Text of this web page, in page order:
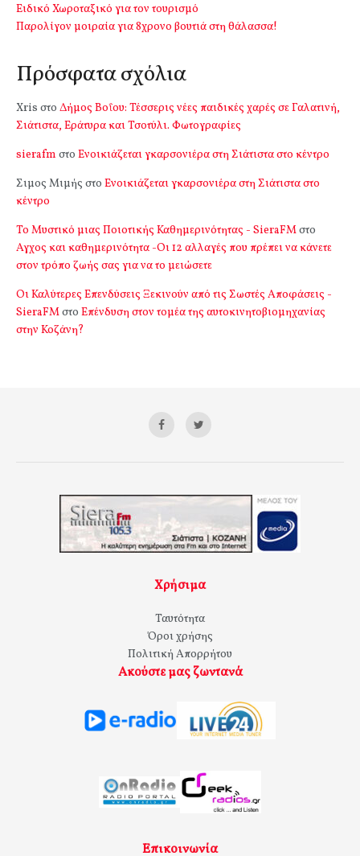
Ειδικό Χωροταξικό για τον τουρισμό
Παρολίγον μοιραία για 8χρονο βουτιά στη θάλασσα!
Πρόσφατα σχόλια
Xris στο Δήμος Βοΐου: Τέσσερις νέες παιδικές χαρές σε Γαλατινή,
Σιάτιστα, Εράτυρα και Τσοτύλι. Φωτογραφίες
sierafm στο Ενοικιάζεται γκαρσονιέρα στη Σιάτιστα στο κέντρο
Σιμος Μιμής στο Ενοικιάζεται γκαρσονιέρα στη Σιάτιστα στο
κέντρο
Το Μυστικό μιας Ποιοτικής Καθημερινότητας - SieraFMστο
Αγχος και καθημερινότητα -Οι 12 αλλαγές που πρέπει να κάνετε
στον τρόπο ζωής σας για να το μειώσετε
Οι Καλύτερες Επενδύσεις Ξεκινούν από τις Σωστές Αποφάσεις -
SieraFMστο Επένδυση στον τομέα της αυτοκινητοβιομηχανίας
στην Κοζάνη?
Χρήσιμα
Ταυτότητα
Όροι χρήσης
Πολιτική Απορρήτου
Ακούστε μας ζωντανά
Επικοινωνία